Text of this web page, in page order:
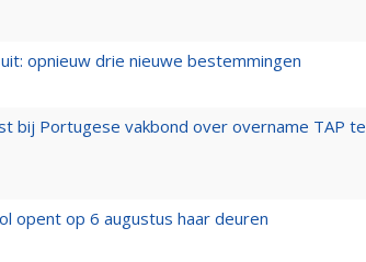
opnieuw drie nieuwe bestemmingen
bij Portugese vakbond over overname TAP te
opent op 6 augustus haar deuren